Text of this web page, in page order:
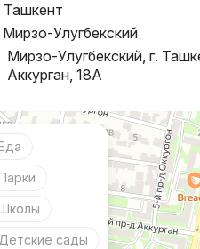
Ташкент
Мирзо-Улугбекский
Мирзо-Улугбекский, г.
Аккурган, 18A
Еда
Парки
Школы
Детские сады